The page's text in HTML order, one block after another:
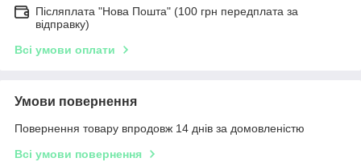
Післяплата "Нова Пошта" (100 грн передплата за
відправку)
Всі умови оплати
Умови повернення
Повернення товару впродовж 14 днів за домовленістю
Всі умови повернення